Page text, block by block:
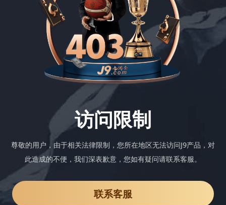
访问限制
尊敬的用户，由于相关法律限制，您所在地区无法访问J9产品，对
此造成的不便，我们深表歉意，您如有疑问请联系客服。
联系客服